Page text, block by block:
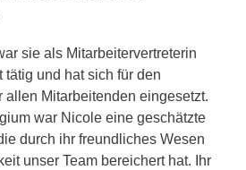
sie als Mitarbeitervertreterin
tätig und hat sich für den
allen Mitarbeitenden eingesetzt.
war Nicole eine geschätzte
durch ihr freundliches Wesen
unser Team bereichert hat. Ihr